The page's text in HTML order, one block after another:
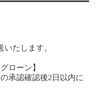
たします。
ローン】
承認確認後2日以内に